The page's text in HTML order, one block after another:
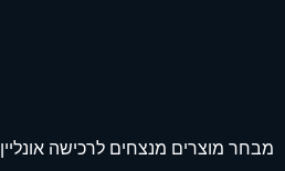
מבחר מוצרים מנצחים לרכישה אונליין